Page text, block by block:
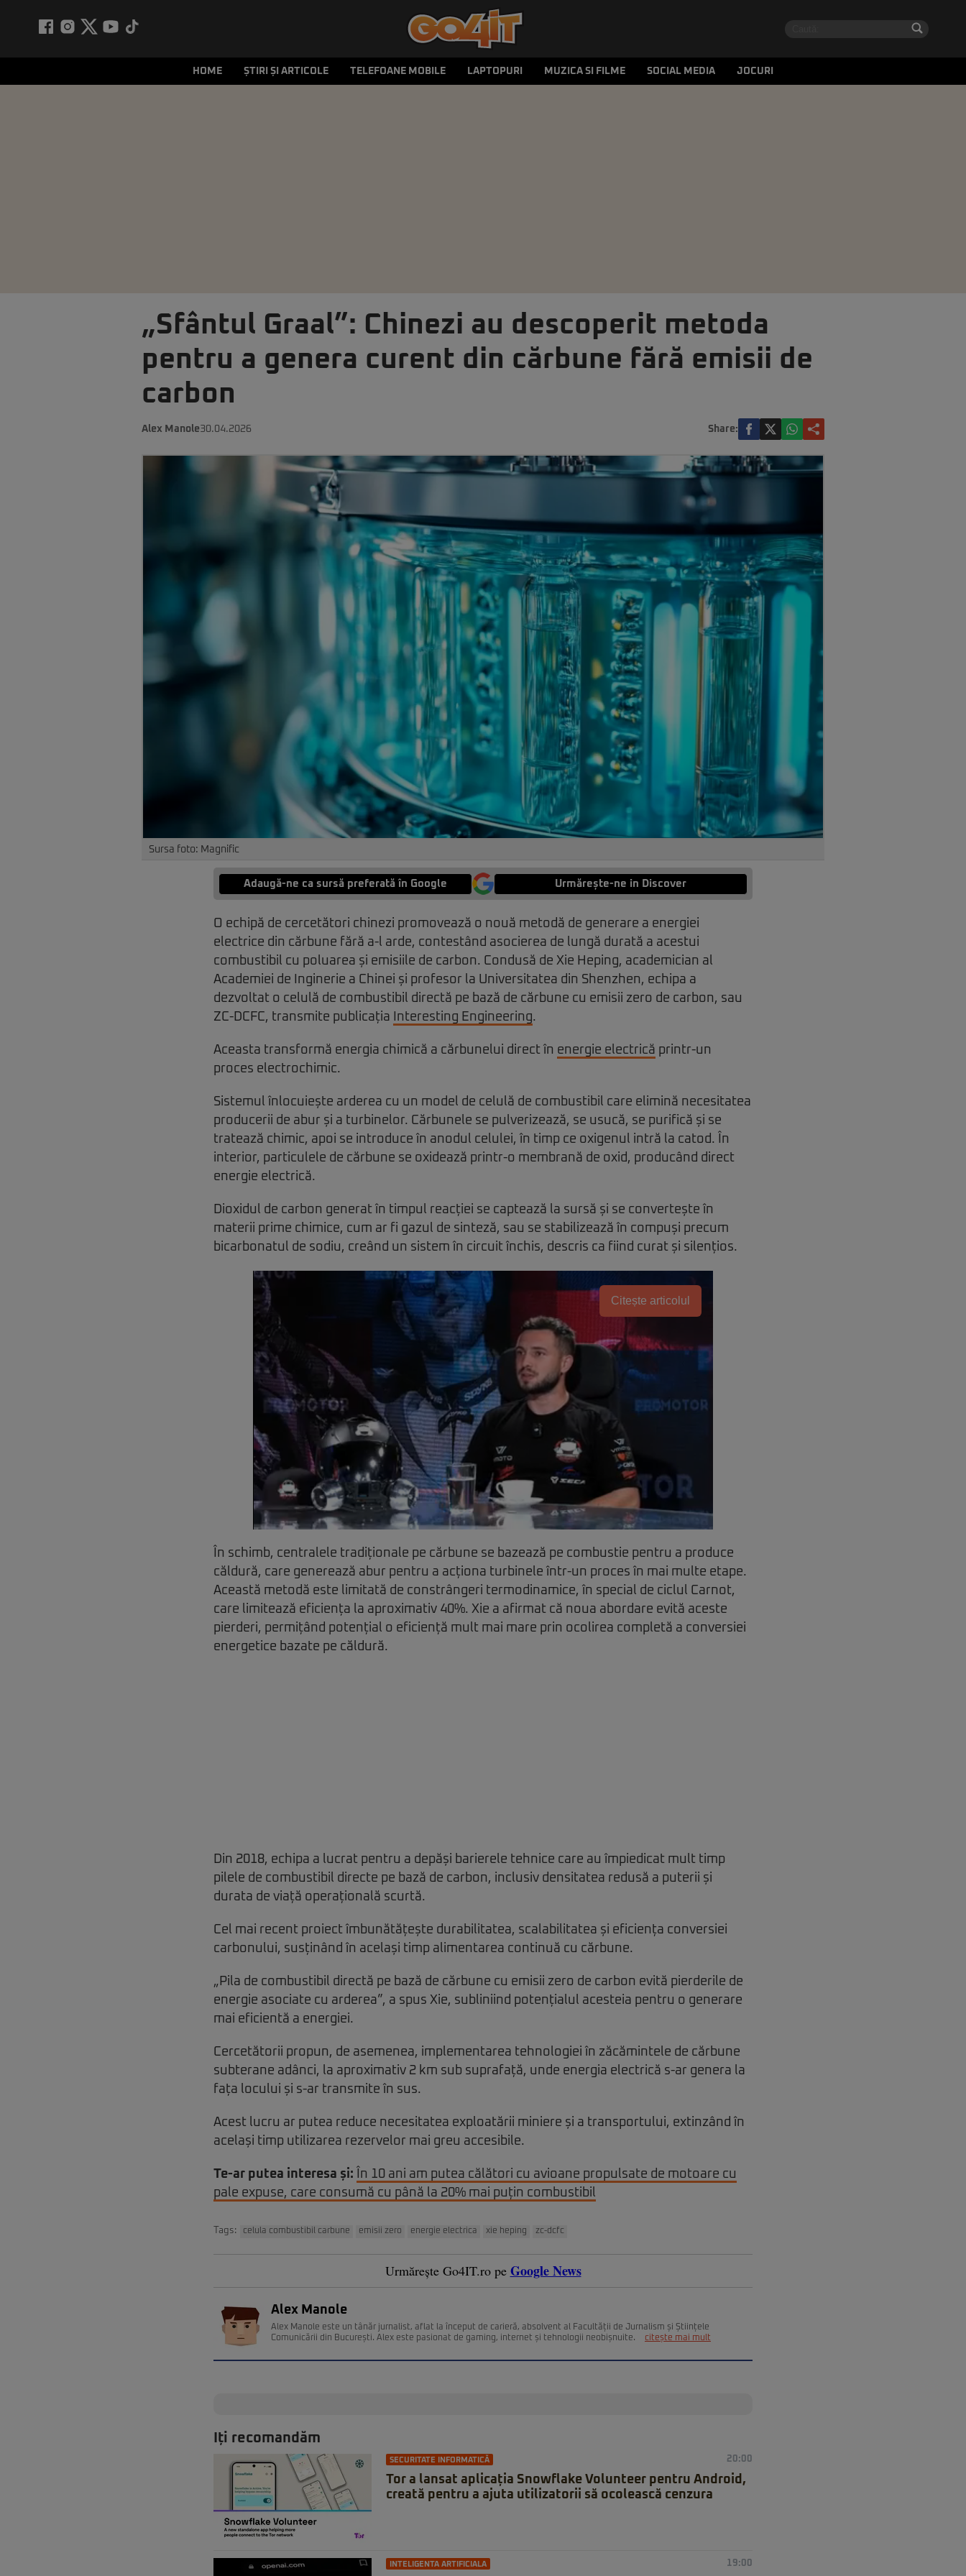
HOME ȘTIRI ȘI ARTICOLE TELEFOANE MOBILE LAPTOPURI MUZICA SI FILME SOCIAL MEDIA JOCURI
„Sfântul Graal”: Chinezi au descoperit metoda
pentru a genera curent din cărbune fără emisii de
carbon
Alex Manole30.04.2026 Share:
Sursa foto: Magnific
Adaugă-ne ca sursă preferată în Google Urmărește-ne in Discover
O echipă de cercetători chinezi promovează o nouă metodă de generare a energiei
electrice din cărbune fără a-l arde, contestând asocierea de lungă durată a acestui
combustibil cu poluarea și emisiile de carbon. Condusă de Xie Heping, academician al
Academiei de Inginerie a Chinei și profesor la Universitatea din Shenzhen, echipa a
dezvoltat o celulă de combustibil directă pe bază de cărbune cu emisii zero de carbon, sau
ZC-DCFC, transmite publicația
Interesting Engineering.
Aceasta transformă energia chimică a cărbunelui direct în energie electrică printr-un
proces electrochimic.
Sistemul înlocuiește arderea cu un model de celulă de combustibil care elimină necesitatea
producerii de abur și a turbinelor. Cărbunele se pulverizează, se usucă, se purifică și se
tratează chimic, apoi se introduce în anodul celulei, în timp ce oxigenul intră la catod. În
interior, particulele de cărbune se oxidează printr-o membrană de oxid, producând direct
energie electrică.
Dioxidul de carbon generat în timpul reacției se captează la sursă și se convertește în
materii prime chimice, cum ar fi gazul de sinteză, sau se stabilizează în compuși precum
bicarbonatul de sodiu, creând un sistem în circuit închis, descris ca fiind curat și silențios.
Citește articolul
În schimb, centralele tradiționale pe cărbune se bazează pe combustie pentru a produce
căldură, care generează abur pentru a acționa turbinele într-un proces în mai multe etape.
Această metodă este limitată de constrângeri termodinamice, în special de ciclul Carnot,
care limitează eficiența la aproximativ 40%. Xie a afirmat că noua abordare evită aceste
pierderi, permițând potențial o eficiență mult mai mare prin ocolirea completă a conversiei
energetice bazate pe căldură.
Din 2018, echipa a lucrat pentru a depăși barierele tehnice care au împiedicat mult timp
pilele de combustibil directe pe bază de carbon, inclusiv densitatea redusă a puterii și
durata de viață operațională scurtă.
Cel mai recent proiect îmbunătățește durabilitatea, scalabilitatea și eficiența conversiei
carbonului, susținând în același timp alimentarea continuă cu cărbune.
„Pila de combustibil directă pe bază de cărbune cu emisii zero de carbon evită pierderile de
energie asociate cu arderea”, a spus Xie, subliniind potențialul acesteia pentru o generare
mai eficientă a energiei.
Cercetătorii propun, de asemenea, implementarea tehnologiei în zăcămintele de cărbune
subterane adânci, la aproximativ 2 km sub suprafață, unde energia electrică s-ar genera la
fața locului și s-ar transmite în sus.
Acest lucru ar putea reduce necesitatea exploatării miniere și a transportului, extinzând în
același timp utilizarea rezervelor mai greu accesibile.
Te-ar putea interesa și:
În 10 ani am putea călători cu avioane propulsate de motoare cu
pale expuse, care consumă cu până la 20% mai puțin combustibil
Tags: celula combustibil carbune emisii zero energie electrica xie heping zc-dcfc
Urmărește Go4IT.ro pe Google News
Alex Manole
Alex Manole este un tânăr jurnalist, aflat la început de carieră, absolvent al Facultății de Jurnalism și Științele
Comunicării din București. Alex este pasionat de gaming, internet și tehnologii neobișnuite.
citește mai mult
Iți recomandăm
SECURITATE INFORMATICĂ 20:00
Tor a lansat aplicația Snowflake Volunteer pentru Android,
creată pentru a ajuta utilizatorii să ocolească cenzura
INTELIGENTA ARTIFICIALA 19:00